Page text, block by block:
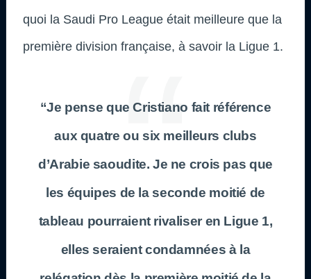
quoi la Saudi Pro League était meilleure que la
première division française, à savoir la Ligue 1.
“Je pense que Cristiano fait référence
aux quatre ou six meilleurs clubs
d’Arabie saoudite. Je ne crois pas que
les équipes de la seconde moitié de
tableau pourraient rivaliser en Ligue 1,
elles seraient condamnées à la